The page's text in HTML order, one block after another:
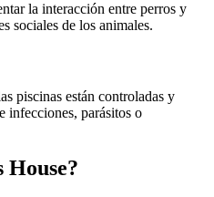
la interacción entre perros y
sociales de los animales.
piscinas están controladas y
infecciones, parásitos o
House?